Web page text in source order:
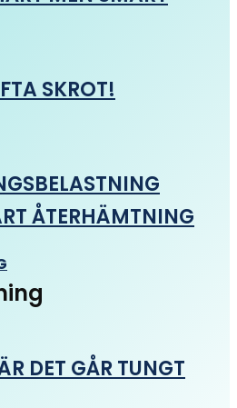
SKROT!
ÅTERHÄMTNING
DET GÅR TUNGT